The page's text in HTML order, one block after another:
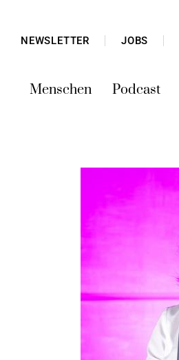
NEWSLETTER JOBS
Menschen Podcast